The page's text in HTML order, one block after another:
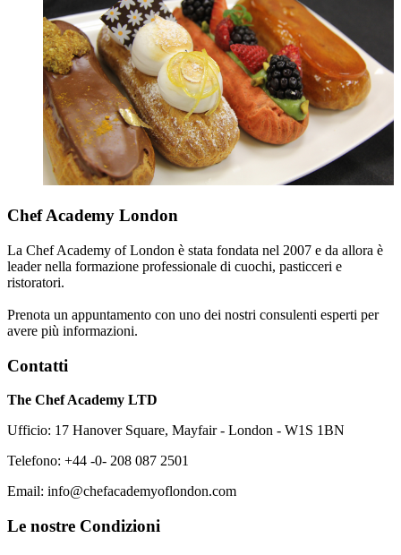
Chef Academy London
La Chef Academy of London è stata fondata nel 2007 e da allora è
leader nella formazione professionale di cuochi, pasticceri e
ristoratori.
Prenota un appuntamento con uno dei nostri consulenti esperti per
avere più informazioni.
Contatti
The Chef Academy LTD
Ufficio: 17 Hanover Square, Mayfair - London - W1S 1BN
Telefono: +44 -0- 208 087 2501
Email: info@chefacademyoflondon.com
Le nostre Condizioni